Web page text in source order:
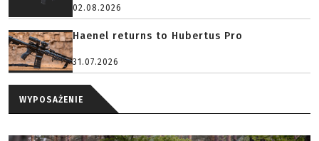
02.08.2026
Haenel returns to Hubertus Pro
31.07.2026
WYPOSAŻENIE